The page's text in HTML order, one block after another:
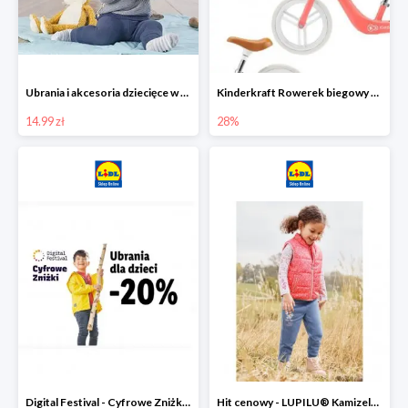
Ubrania i akcesoria dziecięce w Lidlu Online od 14,99 zł
14.99 zł
Kinderkraft Rowerek biegowy Fly
28%
Digital Festival - Cyfrowe Zniżki Ubrania dla dzieci w Lidlu -20% Hit cenowy - LUPILU® Kamizelka pikowana dziewczęca